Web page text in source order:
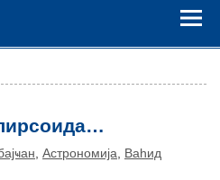
,Астрономија
Ваhид